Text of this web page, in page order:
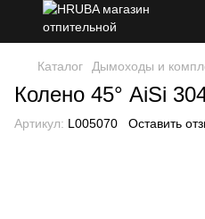
Каталог Дымоходы и
Колено 45° AiSi
Артикул: L005070 Оставить